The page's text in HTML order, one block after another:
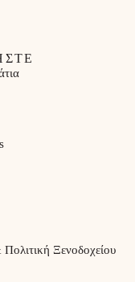
Ξενοδοχείου